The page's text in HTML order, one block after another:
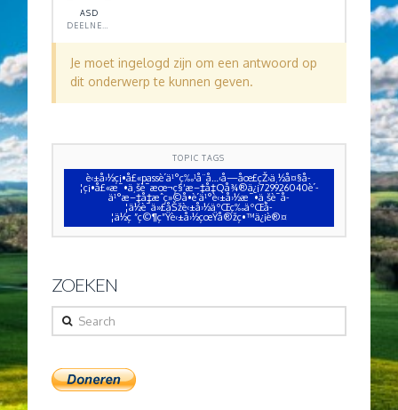
ASD
Je moet ingelogd zijn om een antwoord op
dit onderwerp te kunnen geven.
TOPIC TAGS
è‹±å›½ç¡•å£«passè´­ä¹°ç‰¹å¨å…‹å—åœ£çŽ›ä¸½å¤§å­
¦ç¡•å£«æ¯•ä¸šè¯æœ¬ç§‘æ–‡å‡­Qå¾®ä¿¡729926040è´­
ä¹°æ–‡å‡­æˆç»©å•è´­ä¹°è‹±å›½æ¯•ä¸šè¯å­
¦ä½è¯ä»£åŠžè‹±å›½äºŒç­‰äºŒå­
¦ä½ç ”ç©¶ç”Ÿè‹±å›½çœŸå®žç•™ä¿¡è®¤
ZOEKEN
Search